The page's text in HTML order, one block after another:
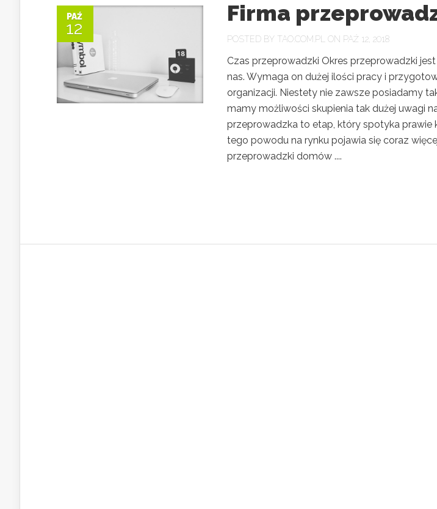
PAŹ
12
Firma
POSTED BY TAO.COM.PL ON PAŹ 12, 2018
Czas przeprowadzki Okres przeprowadzki
nas. Wymaga on dużej ilości pracy i
organizacji. Niestety nie zawsze posiadamy
mamy możliwości skupienia tak dużej uwagi
przeprowadzka to etap, który spotyka prawie
tego powodu na rynku pojawia się coraz
przeprowadzki domów ....